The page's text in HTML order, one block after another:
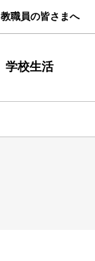
教職員の皆さまへ
学校生活